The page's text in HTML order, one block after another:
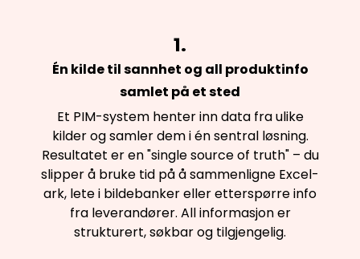
1.
Én kilde til sannhet og all produktinfo
samlet på et sted
Et PIM-system henter inn data fra ulike
kilder og samler dem i én sentral løsning.
Resultatet er en "single source of truth" – du
slipper å bruke tid på å sammenligne Excel-
ark, lete i bildebanker eller etterspørre info
fra leverandører. All informasjon er
strukturert, søkbar og tilgjengelig.